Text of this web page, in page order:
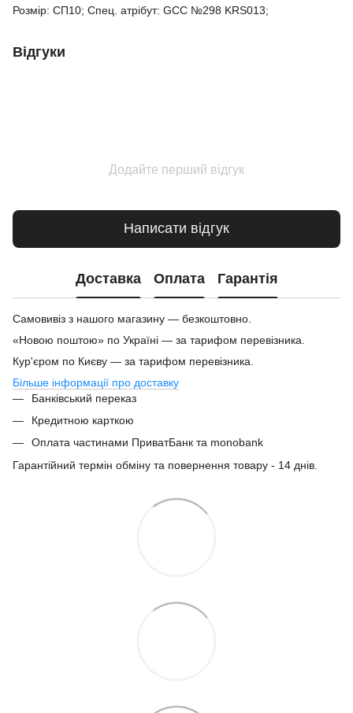
Розмір: СП10; Спец. атрібут: GCC №298 KRS013;
Відгуки
Додайте перший відгук
Написати відгук
Доставка Оплата Гарантія
Самовивіз з нашого магазину — безкоштовно.
«Новою поштою» по Україні — за тарифом перевізника.
Кур'єром по Києву — за тарифом перевізника.
Більше інформації про доставку
Банківський переказ
Кредитною карткою
Оплата частинами ПриватБанк та monobank
Гарантійний термін обміну та повернення товару - 14 днів.